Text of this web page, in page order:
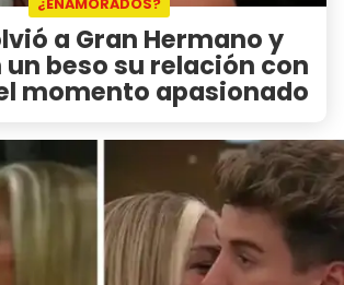
a Gran Hermano y
un beso su relación con
momento apasionado